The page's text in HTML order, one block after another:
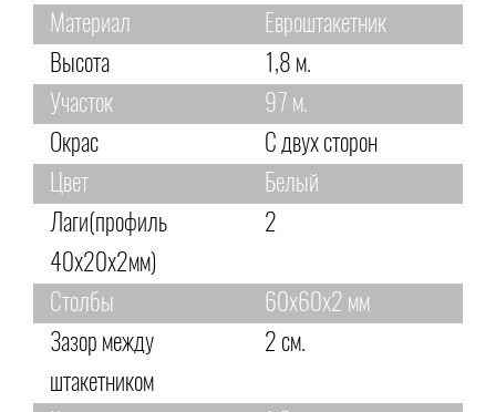
Материал
Евроштакетник
Высота
1,8 м.
Участок
97 м.
Окрас
С двух сторон
Цвет
Белый
Лаги(профиль
40х20х2мм)
2
Столбы
60х60х2 мм
Зазор между
штакетником
2 см.